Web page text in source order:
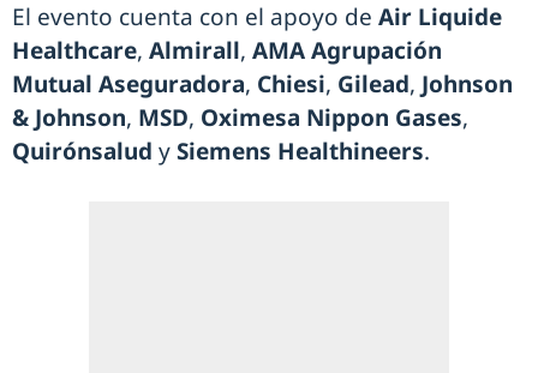
El evento cuenta con el apoyo de Air Liquide
Healthcare, Almirall, AMA Agrupación
Mutual Aseguradora, Chiesi, Gilead, Johnson
& Johnson, MSD, Oximesa Nippon Gases,
Quirónsalud ySiemens Healthineers.